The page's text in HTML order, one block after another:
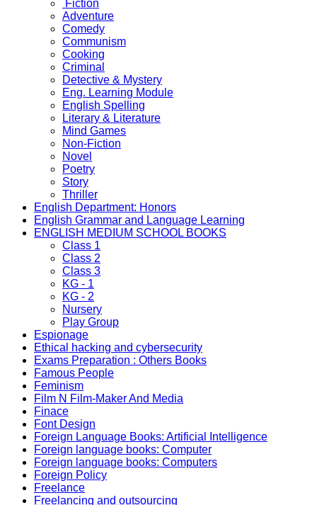
Fiction
Adventure
Comedy
Communism
Cooking
Criminal
Detective & Mystery
Eng. Learning Module
English Spelling
Literary & Literature
Mind Games
Non-Fiction
Novel
Poetry
Story
Thriller
English Department: Honors
English Grammar and Language Learning
ENGLISH MEDIUM SCHOOL BOOKS
Class 1
Class 2
Class 3
KG - 1
KG - 2
Nursery
Play Group
Espionage
Ethical hacking and cybersecurity
Exams Preparation : Others Books
Famous People
Feminism
Film N Film-Maker And Media
Finace
Font Design
Foreign Language Books: Artificial Intelligence
Foreign language books: Computer
Foreign language books: Computers
Foreign Policy
Freelance
Freelancing and outsourcing